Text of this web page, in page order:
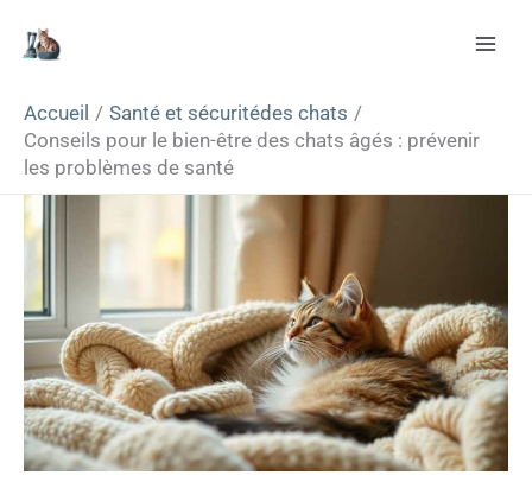
Accueil
Santé et sécuritédes chats
Conseils pour le bien-être des chats âgés : prévenir
les problèmes de santé